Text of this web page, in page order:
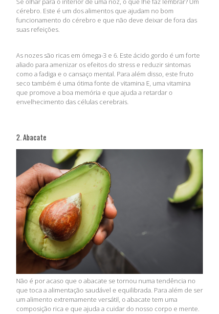
cérebro. Este é um dos alimentos que ajudam no bom
funcionamento do cérebro e que não deve deixar de fora das
suas refeições.
As nozes são ricas em ómega-3 e 6. Este ácido gordo é um forte
aliado para amenizar os efeitos do stress e reduzir sintomas
como a fadiga e o cansaço mental. Para além disso, este fruto
seco também é uma ótima fonte de vitamina E, uma vitamina
que promove a boa memória e que ajuda a retardar o
envelhecimento das células cerebrais.
2. Abacate
Não é por acaso que o abacate se tornou numa tendência no
que toca a alimentação saudável e equilibrada. Para além de ser
um alimento extremamente versátil, o abacate tem uma
composição rica e que ajuda a cuidar do nosso corpo e mente.